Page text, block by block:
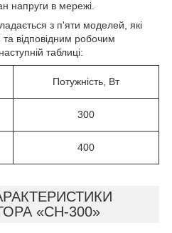
напруги в мережі.
з п'яти моделей, які
та відповідним робочим
таблиці:
Потужність, Вт
300
400
«СН-300»